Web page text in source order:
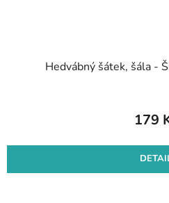
Hedvábný šátek, šála -
179